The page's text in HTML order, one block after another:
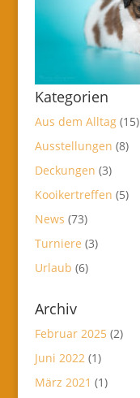
Kategorien
Aus dem Alltag(15)
Ausstellungen (8)
Deckungen (3)
Kooikertreffen (5)
News (73)
Turniere (3)
Urlaub (6)
Archiv
Februar 2025 (2)
Juni 2022(1)
März 2021 (1)